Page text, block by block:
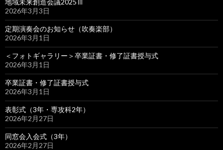
2026年3月3日
定期演奏会のお知らせ（吹奏楽部）
2026年3月1日
＜フォトギャラリー＞卒業証書・修了証書授与式
2026年3月1日
卒業証書・修了証書授与式
2026年3月1日
表彰式（3年・専攻科2年）
2026年2月27日
同窓会入会式（3年）
2026年2月27日